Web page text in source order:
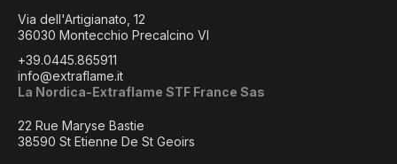
Via dell'Artigianato, 12
36030 Montecchio Precalcino VI
+39.0445.865911
info@extraflame.it
La Nordica-Extraflame STF France Sas
22 Rue Maryse Bastie
38590 St Etienne De St Geoirs